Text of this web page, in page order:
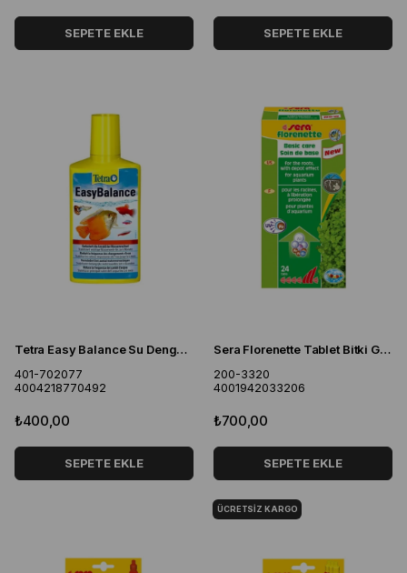
SEPETE EKLE SEPETE EKLE
Tetra Easy Balance Su Dengeleyici 100 ml
401-702077
4004218770492
₺400,00
SEPETE EKLE
Sera Florenette Tablet Bitki Gübresi 24 Adet
200-3320
4001942033206
₺700,00
SEPETE EKLE
ÜCRETSIZ KARGO